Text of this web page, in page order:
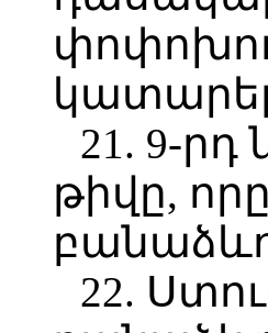
21. 9-րդ
թիվը,
22.